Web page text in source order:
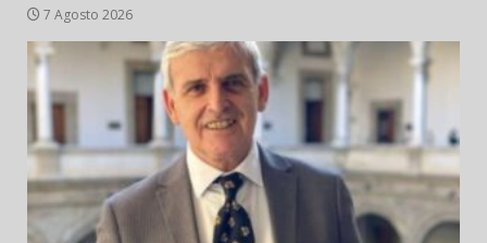
7 Agosto 2026